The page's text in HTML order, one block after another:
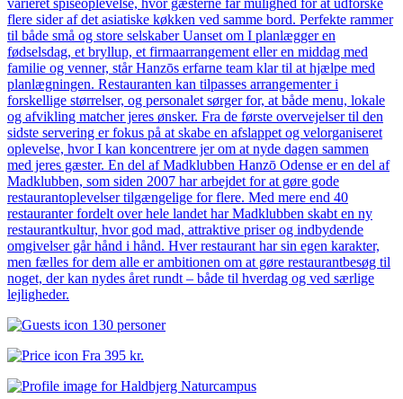
varieret spiseoplevelse, hvor gæsterne får mulighed for at udforske
flere sider af det asiatiske køkken ved samme bord. Perfekte rammer
til både små og store selskaber Uanset om I planlægger en
fødselsdag, et bryllup, et firmaarrangement eller en middag med
familie og venner, står Hanzōs erfarne team klar til at hjælpe med
planlægningen. Restauranten kan tilpasses arrangementer i
forskellige størrelser, og personalet sørger for, at både menu, lokale
og afvikling matcher jeres ønsker. Fra de første overvejelser til den
sidste servering er fokus på at skabe en afslappet og velorganiseret
oplevelse, hvor I kan koncentrere jer om at nyde dagen sammen
med jeres gæster. En del af Madklubben Hanzō Odense er en del af
Madklubben, som siden 2007 har arbejdet for at gøre gode
restaurantoplevelser tilgængelige for flere. Med mere end 40
restauranter fordelt over hele landet har Madklubben skabt en ny
restaurantkultur, hvor god mad, attraktive priser og indbydende
omgivelser går hånd i hånd. Hver restaurant har sin egen karakter,
men fælles for dem alle er ambitionen om at gøre restaurantbesøg til
noget, der kan nydes året rundt – både til hverdag og ved særlige
lejligheder.
130 personer
Fra 395 kr.